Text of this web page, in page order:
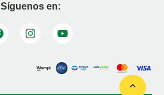
Síguenos en: